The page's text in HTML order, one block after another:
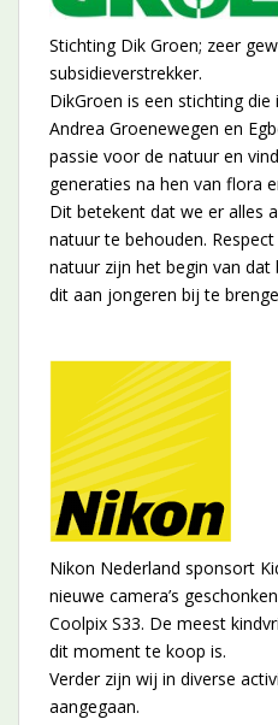
Stichting Dik Groen; zeer
subsidieverstrekker.
DikGroen is een stichting
Andrea Groenewegen en
passie voor de natuur en
generaties na hen van flora
Dit betekent dat we er alles
natuur te behouden.
natuur zijn het begin van
dit aan jongeren bij te
Nikon Nederland sponsort
nieuwe camera’s
Coolpix S33. De meest
dit moment te koop is.
Verder zijn wij in diverse
aangegaan.